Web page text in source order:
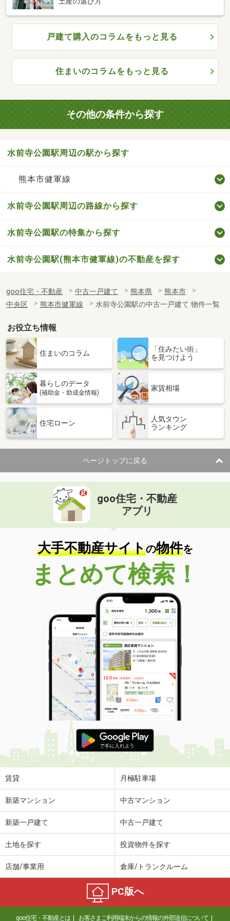
戸建て購入のコラムをもっと見る
住まいのコラムをもっと見る
その他の条件から探す
水前寺公園駅周辺の駅から探す
熊本市健軍線
水前寺公園駅周辺の路線から探す
水前寺公園駅の特集から探す
水前寺公園駅(熊本市健軍線)の不動産を探す
goo住宅・不動産 中古一戸建て 熊本県
熊本市
中央区
熊本市健軍線 水前寺公園駅の中古一戸建て 物件一覧
お役立ち情報
住まいのコラム
「住みたい街」
を見つけよう
暮らしのデータ
(補助金・助成金情報)
家賃相場
住宅ローン
人気タウン
ランキング
ページトップに戻る
goo住宅・不動産
アプリ
大手不動産サイトの物件を
まとめて検索！
賃貸 月極駐車場
新築マンション 中古マンション
新築一戸建て 中古一戸建て
土地を探す 投資物件を探す
店舗/事業用 倉庫/トランクルーム
PC版へ
goo住宅・不動産とは お客さまご利用端末からの情報の外部送信について